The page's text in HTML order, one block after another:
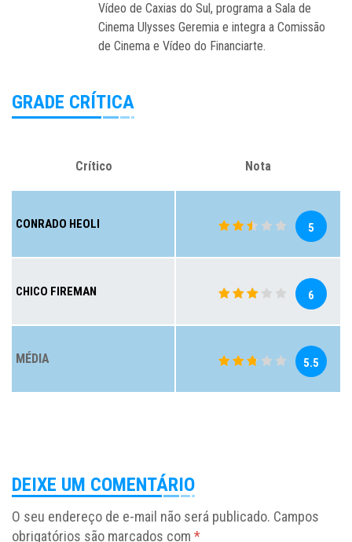
Vídeo de Caxias do Sul, programa a Sala de
Cinema Ulysses Geremia e integra a Comissão
de Cinema e Vídeo do Financiarte.
GRADE CRÍTICA
Crítico Nota
CONRADO HEOLI 5
CHICO FIREMAN 6
MÉDIA 5.5
DEIXE UM COMENTÁRIO
O seu endereço de e-mail não será publicado. Campos
obrigatórios são marcados com *